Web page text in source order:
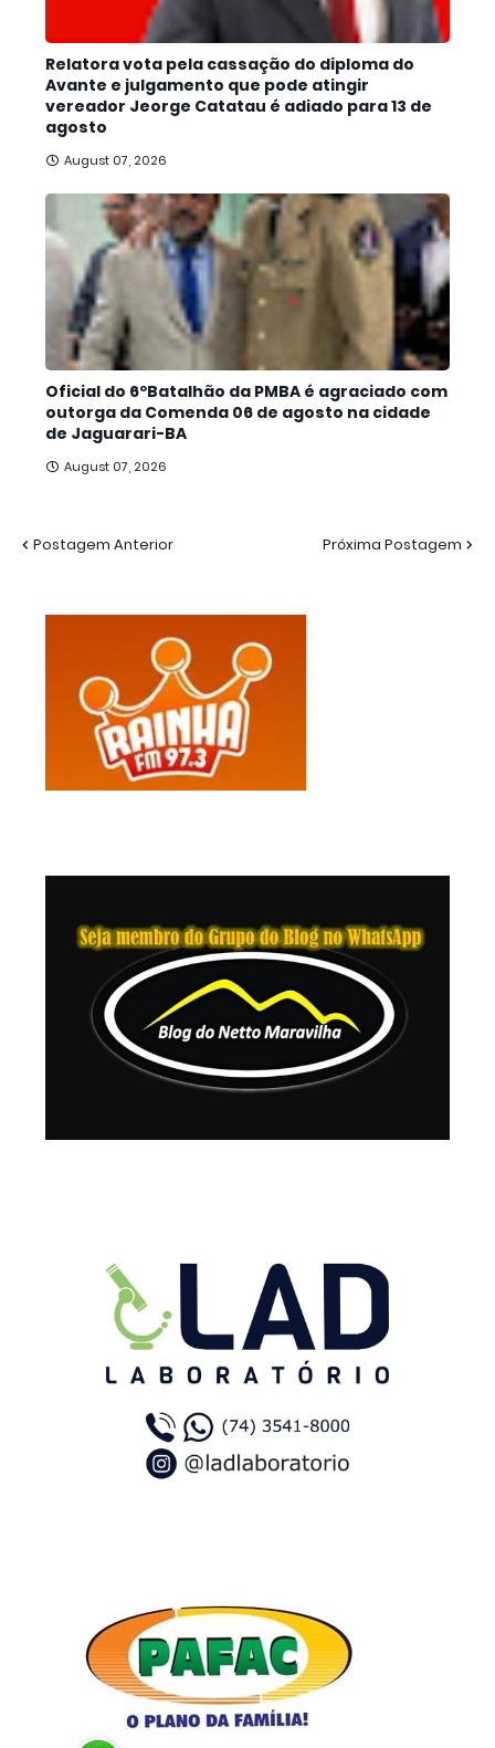
Relatora vota pela cassação do diploma do
Avante e julgamento que pode atingir
vereador Jeorge Catatau é adiado para 13 de
agosto
August 07, 2026
Oficial do 6ºBatalhão da PMBA é agraciado com
outorga da Comenda 06 de agosto na cidade
de Jaguarari-BA
August 07, 2026
Postagem Anterior Próxima Postagem